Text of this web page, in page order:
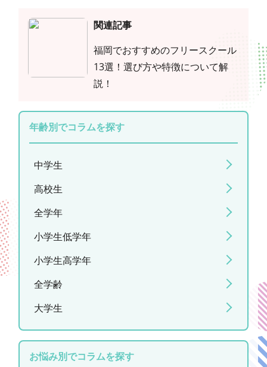
関連記事
福岡でおすすめのフリースクール
13選！選び方や特徴について解
説！
年齢別でコラムを探す
中学生
高校生
全学年
小学生低学年
小学生高学年
全学齢
大学生
お悩み別でコラムを探す